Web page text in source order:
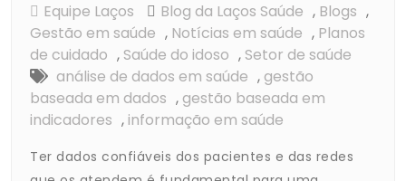
Equipe Laços Blog da Laços Saúde , Blogs ,
Gestão em saúde , Notícias em saúde , Planos
de cuidado , Saúde do idoso , Setor de saúde
análise de dados em saúde , gestão
baseada em dados , gestão baseada em
indicadores ,informação em saúde
Ter dados confiáveis dos pacientes e das redes